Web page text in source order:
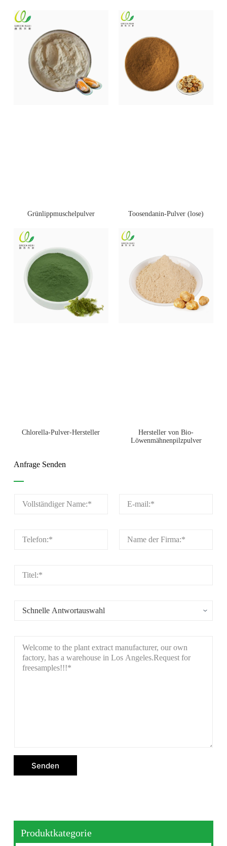
Grünlippmuschelpulver Toosendanin-Pulver (lose)
Chlorella-Pulver-Hersteller
Hersteller von Bio-
Löwenmähnenpilzpulver
Anfrage Senden
Senden
Produktkategorie